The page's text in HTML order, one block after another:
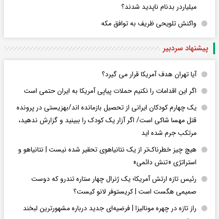
میلیاردر بدنام ناپدید شدند؟
واکنش تلویحی ظریف به توافق مکه
پیشنهاد سردبیر
آیا تهران هدف آمریکا قرار می گیرد؟
اگر این اقدامات را نکنیم حملات پیاپی آمریکا به ایران حتمی است
یک چهارم کودکان ایرانی از تحصیل بازمانده اند/بهزیستی در پرونده
قتل مهسا شاکی است/ اگر آزار یک کودک را ببینید و گزارش ندهید،
مرتکب جرم شده اید
هیچ چیز خطرناک‌تر از یک نتانیاهوی تحقیر شده نیست | نتانیاهو و
استراتژی «تنش دائمی»
رئیس تازه ارتش آمریکا؛ یک ژنرال چهار ستاره تندرو که دوست
صمیمی هگست است | کریستوفر لانو کیست؟
راز تازه در چهره مونالیزا | فرضیه‌ای جدید درباره مشهورترین لبخند